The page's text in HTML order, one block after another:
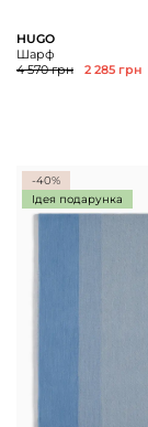
HUGO
Шарф
4 570 грн
2 285 грн
-40%
Ідея подарунка